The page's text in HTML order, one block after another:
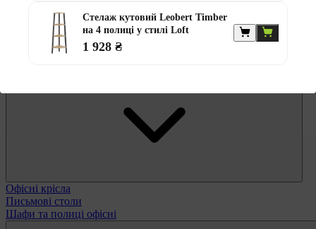
Офісні крісла
Письмові столи
Шафи та полиці офісні
Стелаж кутовий Leobert Timber
на 4 полиці у стилі Loft
1 928 ₴